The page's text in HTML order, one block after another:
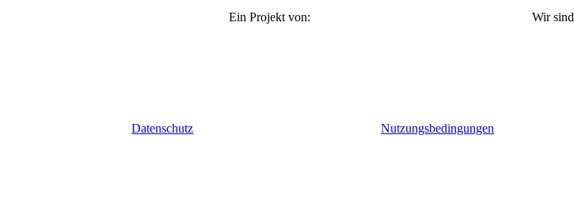
Ein Projekt von: Wir
Datenschutz Nutzungsbedingungen